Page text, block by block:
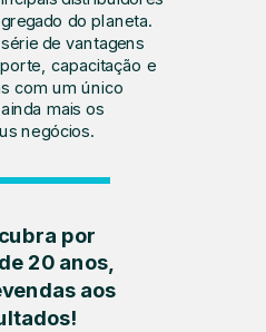
do planeta.
de vantagens
capacitação e
com um único
mais os
negócios.
por
20 anos,
aos